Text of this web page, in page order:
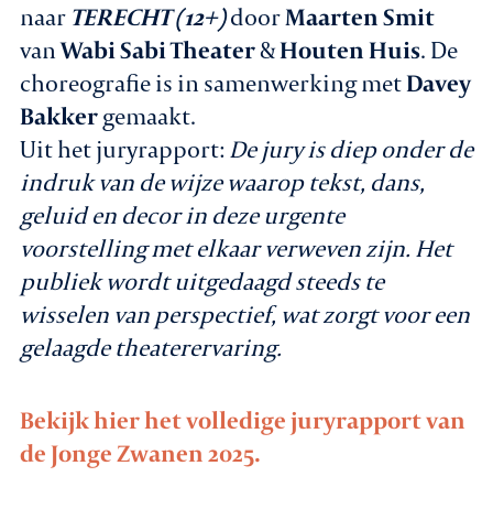
naar TERECHT (12+)doorMaarten Smit
vanWabi Sabi Theater&Houten Huis. De
choreografie is in samenwerking metDavey
Bakkergemaakt.
Uit het juryrapport: De jury is diep onder de
indruk van de wijze waarop tekst, dans,
geluid en decor in deze urgente
voorstelling met elkaar verweven zijn. Het
publiek wordt uitgedaagd steeds te
wisselen van perspectief, wat zorgt voor een
gelaagde theaterervaring.
Bekijk hier het volledige juryrapport van
de Jonge Zwanen 2025.